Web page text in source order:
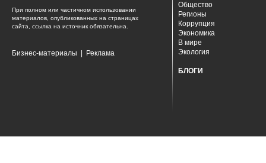
При полном или частичном использовании
материалов, опубликованных на страницах
сайта, ссылка на источник обязательна.
Бизнес-материалы Реклама
Общество
Регионы
Коррупция
Экономика
В мире
Экология
БЛОГИ